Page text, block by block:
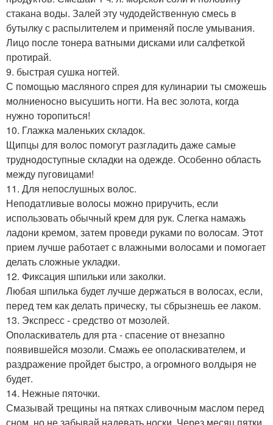
стакана воды. Залей эту чудодейственную смесь в
бутылку с распылителем и применяй после умывания.
Лицо после тонера ватными дисками или салфеткой
протирай.
9. быстрая сушка ногтей.
С помощью масляного спрея для кулинарии ты сможешь
молниеносно высушить ногти. На вес золота, когда
нужно торопиться!
10. Глажка маленьких складок.
Щипцы для волос помогут разгладить даже самые
труднодоступные складки на одежде. Особенно область
между пуговицами!
11. Для непослушных волос.
Неподатливые волосы можно приручить, если
использовать обычный крем для рук. Слегка намажь
ладони кремом, затем проведи руками по волосам. Этот
прием лучше работает с влажными волосами и помогает
делать сложные укладки.
12. Фиксация шпильки или заколки.
Любая шпилька будет лучше держаться в волосах, если,
перед тем как делать прическу, ты сбрызнешь ее лаком.
13. Экспресс - средство от мозолей.
Ополаскиватель для рта - спасение от внезапно
появившейся мозоли. Смажь ее ополаскивателем, и
раздражение пройдет быстро, а огромного волдыря не
будет.
14. Нежные пяточки.
Смазывай трещины на пятках сливочным маслом перед